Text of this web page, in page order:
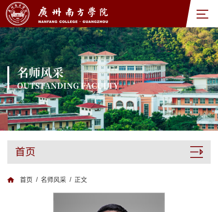
名师风采
OUTSTANDING FACULTY
首页
首页 / 名师风采 / 正文